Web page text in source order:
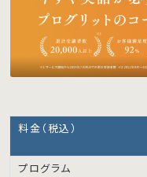
料金（税込）
プログラム